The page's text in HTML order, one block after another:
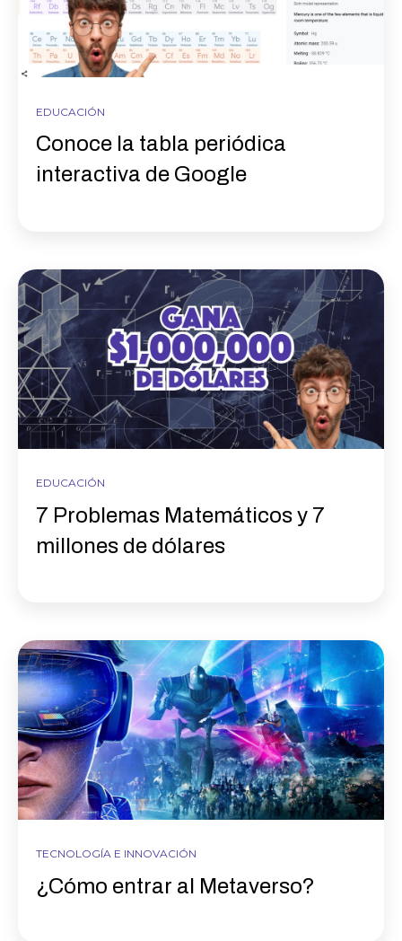
EDUCACIÓN
Conoce la tabla periódica
interactiva de Google
EDUCACIÓN
7 Problemas Matemáticos y 7
millones de dólares
TECNOLOGÍA E INNOVACIÓN
¿Cómo entrar al Metaverso?